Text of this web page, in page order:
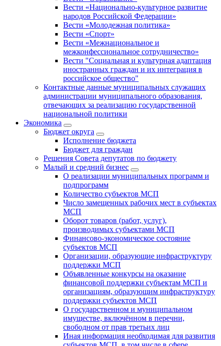
Вести «Национально-культурное развитие
народов Российской Федерации»
Вести «Молодежная политика»
Вести «Спорт»
Вести «Межнациональное и
межконфессиональное сотрудничество»
Вести "Социальная и культурная адаптация
иностранных граждан и их интеграция в
российское общество"
Контактные данные муниципальных служащих
администрации муниципального образования,
отвечающих за реализацию государственной
национальной политики
Экономика
Бюджет округa
Исполнение бюджета
Бюджет для граждан
Решения Совета депутатов по бюджету
Малый и средний бизнес
О реализации муниципальных программ и
подпрограмм
Количество субъектов МСП
Число замещенных рабочих мест в субъектах
МСП
Оборот товаров (работ, услуг),
производимых субъектами МСП
Финансово-экономическое состояние
субъектов МСП
Организации, образующие инфраструктуру
поддержки МСП
Объявленные конкурсы на оказание
финансовой поддержки субъектам МСП и
организациям, образующим инфраструктуру
поддержки субъектов МСП
О государственном и муниципальном
имуществе, включённом в перечни,
свободном от прав третьих лиц
Иная информация необходимая для развития